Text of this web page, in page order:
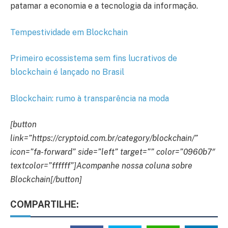
patamar a economia e a tecnologia da informação.
Tempestividade em Blockchain
Primeiro ecossistema sem fins lucrativos de
blockchain é lançado no Brasil
Blockchain: rumo à transparência na moda
[button
link=”https://cryptoid.com.br/category/blockchain/”
icon=”fa-forward” side=”left” target=”” color=”0960b7″
textcolor=”ffffff”]Acompanhe nossa coluna sobre
Blockchain[/button]
COMPARTILHE: